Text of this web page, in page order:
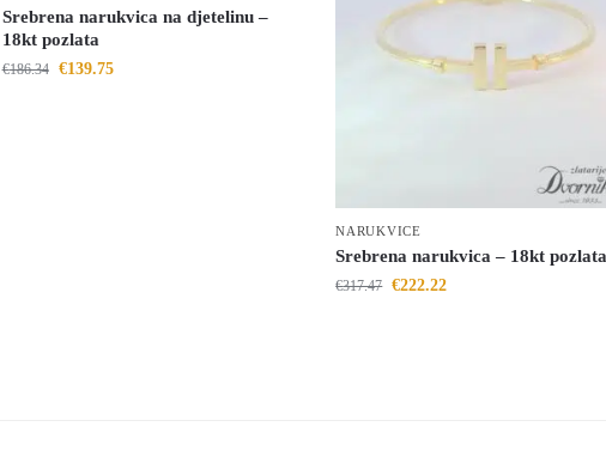
Srebrena narukvica na djetelinu –
18kt pozlata
€186.34 €139.75
NARUKVICE
Srebrena narukvica – 18kt pozlata
€317.47 €222.22